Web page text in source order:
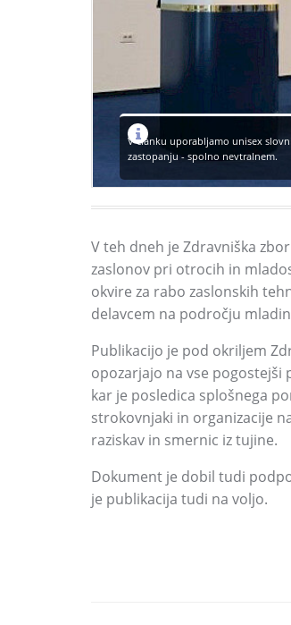
V članku uporabljamo unisex
zastopanju - spolno nevtralnem.
V teh dneh je Zdravniška
zaslonov pri otrocih in
okvire za rabo zaslonskih
delavcem na področju
Publikacijo je pod okriljem
opozarjajo na vse pogostejši
kar je posledica splošnega
strokovnjaki in organizacije
raziskav in smernic iz tujine.
Dokument je dobil tudi
je publikacija tudi na voljo.